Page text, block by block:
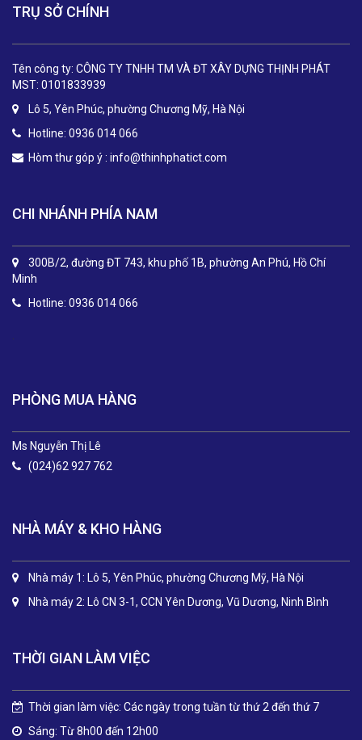
TRỤ SỞ CHÍNH
Tên công ty: CÔNG TY TNHH TM VÀ ĐT XÂY DỰNG THỊNH PHÁT
MST: 0101833939
Lô 5, Yên Phúc, phường Chương Mỹ, Hà Nội
Hotline: 0936 014 066
Hòm thư góp ý : info@thinhphatict.com
CHI NHÁNH PHÍA NAM
300B/2, đường ĐT 743, khu phố 1B, phường An Phú, Hồ Chí
Minh
Hotline: 0936 014 066
.
PHÒNG MUA HÀNG
Ms Nguyễn Thị Lê
(024)62 927 762
NHÀ MÁY & KHO HÀNG
Nhà máy 1: Lô 5, Yên Phúc, phường Chương Mỹ, Hà Nội
Nhà máy 2: Lô CN 3-1, CCN Yên Dương, Vũ Dương, Ninh Bình
THỜI GIAN LÀM VIỆC
Thời gian làm việc: Các ngày trong tuần từ thứ 2 đến thứ 7
Sáng: Từ 8h00 đến 12h00